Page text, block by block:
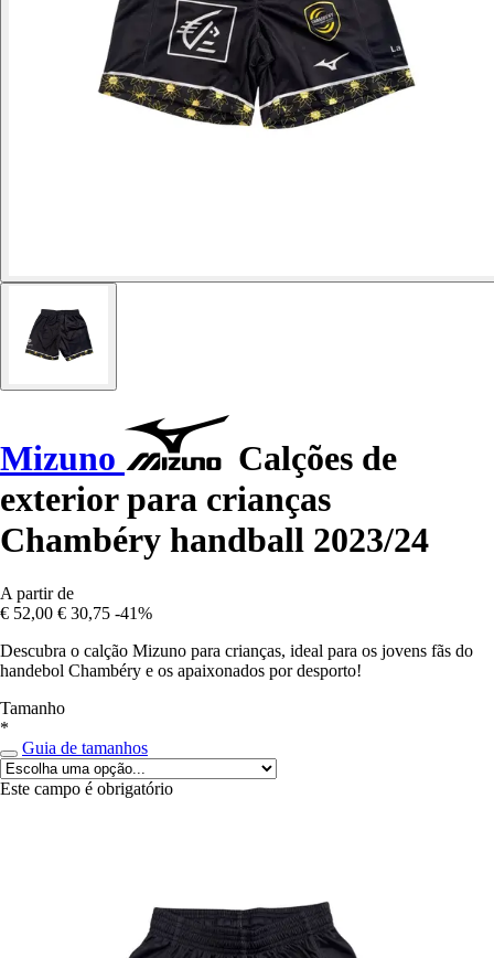
Mizuno
Calções de
exterior para crianças
Chambéry handball 2023/24
A partir de
€ 52,00 € 30,75 -41%
Descubra o calção Mizuno para crianças, ideal para os jovens fãs do
handebol Chambéry e os apaixonados por desporto!
Tamanho
*
Guia de tamanhos
Este campo é obrigatório